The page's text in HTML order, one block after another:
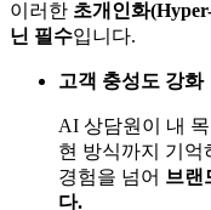
이러한 초개인화
닌 필수입니다.
고객 충성도 강화
AI 상담원이 내
현 방식까지 기억
경험을 넘어 브랜
다.